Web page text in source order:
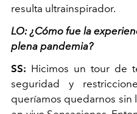
resulta ultrainspirador.
LO: ¿Cómo fue la
plena pandemia?
SS: Hicimos un tour de
seguridad y
queríamos quedarnos